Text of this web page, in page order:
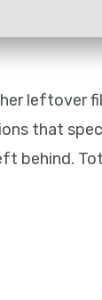
leftover
that
behind.